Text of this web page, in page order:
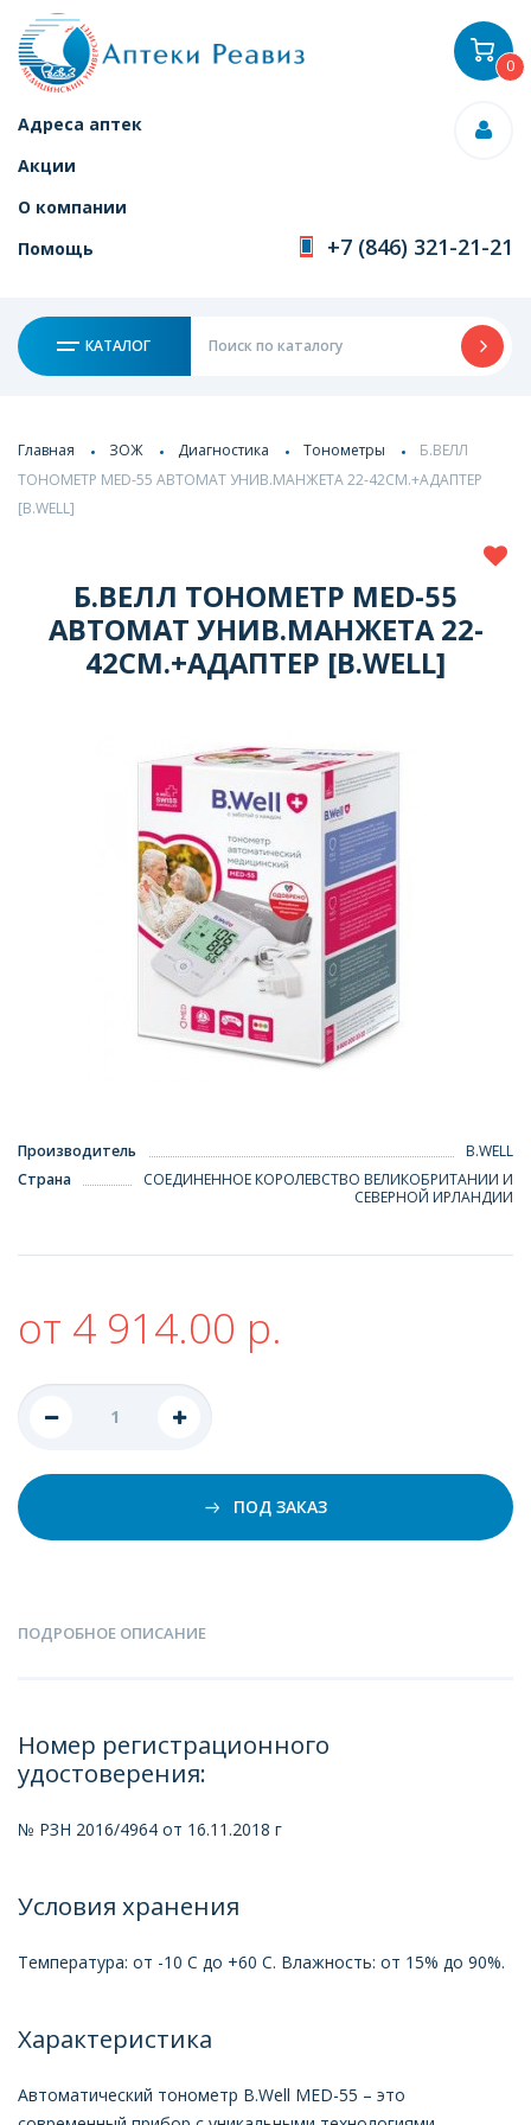
Адреса аптек
Акции
О компании
Помощь
+7 (846) 321-21-21
КАТАЛОГ
0
Главная ЗОЖ Диагностика Тонометры
Б.ВЕЛЛ
ТОНОМЕТР MED-55 АВТОМАТ УНИВ.МАНЖЕТА 22-42СМ.+АДАПТЕР
[B.WELL]
Б.ВЕЛЛ ТОНОМЕТР MED-55
АВТОМАТ УНИВ.МАНЖЕТА 22-
42СМ.+АДАПТЕР [B.WELL]
Производитель
B.WELL
Страна
СОЕДИНЕННОЕ КОРОЛЕВСТВО ВЕЛИКОБРИТАНИИ И
СЕВЕРНОЙ ИРЛАНДИИ
от 4 914.00 р.
ПОД ЗАКАЗ
ПОДРОБНОЕ ОПИСАНИЕ
Номер регистрационного
удостоверения:
№ РЗН 2016/4964 от 16.11.2018 г
Условия хранения
Температура: от -10 С до +60 С. Влажность: от 15% до 90%.
Характеристика
Автоматический тонометр B.Well MED-55 – это